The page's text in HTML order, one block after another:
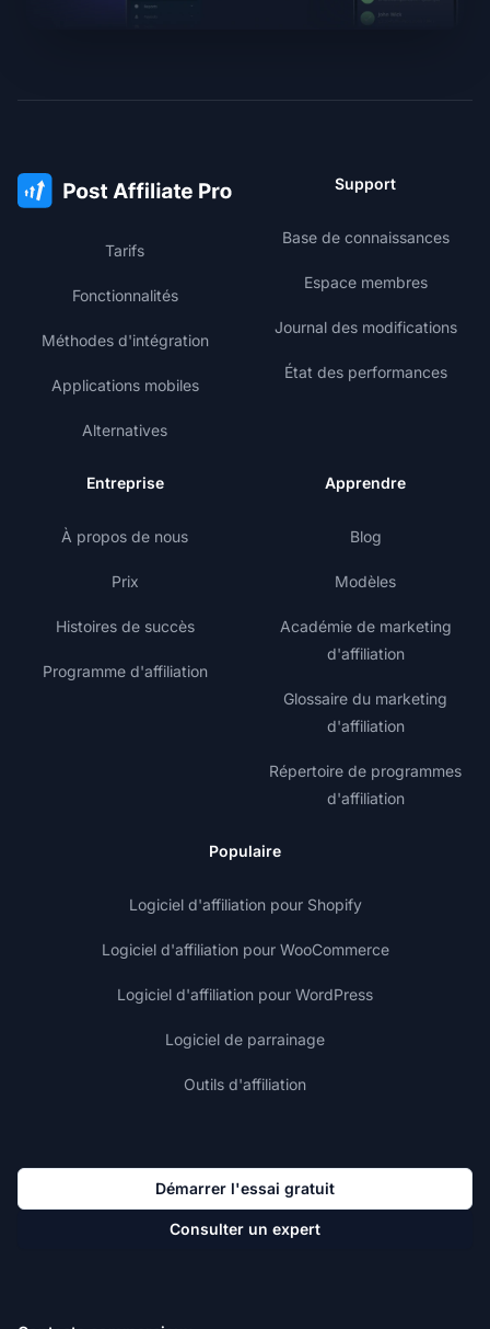
Tarifs
Fonctionnalités
Méthodes d'intégration
Applications mobiles
Alternatives
Support
Base de connaissances
Espace membres
Journal des modifications
État des performances
Entreprise
À propos de nous
Prix
Histoires de succès
Programme d'affiliation
Apprendre
Blog
Modèles
Académie de marketing
d'affiliation
Glossaire du marketing
d'affiliation
Répertoire de programmes
d'affiliation
Populaire
Logiciel d'affiliation pour Shopify
Logiciel d'affiliation pour WooCommerce
Logiciel d'affiliation pour WordPress
Logiciel de parrainage
Outils d'affiliation
Démarrer l'essai gratuit
Consulter un expert